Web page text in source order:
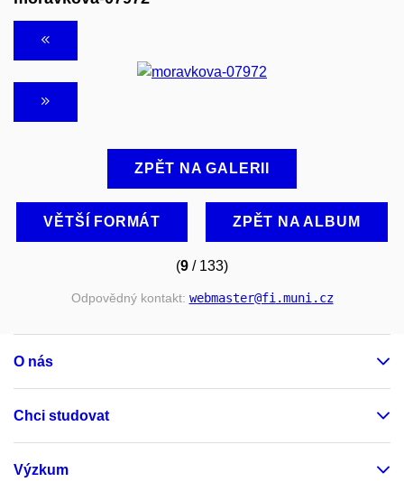
ZPĚT NA GALERII
VĚTŠÍ FORMÁT ZPĚT NA ALBUM
(9 / 133)
Odpovědný kontakt: webmaster@fi.muni.cz
O nás
Chci studovat
Výzkum